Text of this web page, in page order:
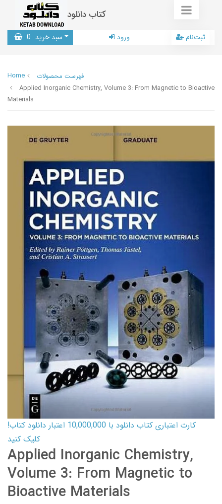
کتاب دانلود
سبد خرید 0 ورود ثبت‌نام
Home
فهرست محصولات
Applied Inorganic Chemistry, Volume 3: From Magnetic to Bioactive
Materials
کارت اعتباری کتاب دانلود با 10,000,000 اعتبار دانلود کتاب!
کلیک کنید
Applied Inorganic Chemistry,
Volume 3: From Magnetic to
Bioactive Materials